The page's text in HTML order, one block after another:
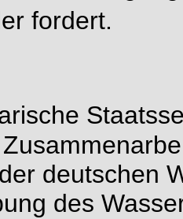
fordert.
deutschen
des